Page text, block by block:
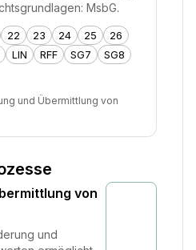
MsbG.
22 23 24 25
26
LIN RFF SG7
SG8
und Übermittlung von
von
und